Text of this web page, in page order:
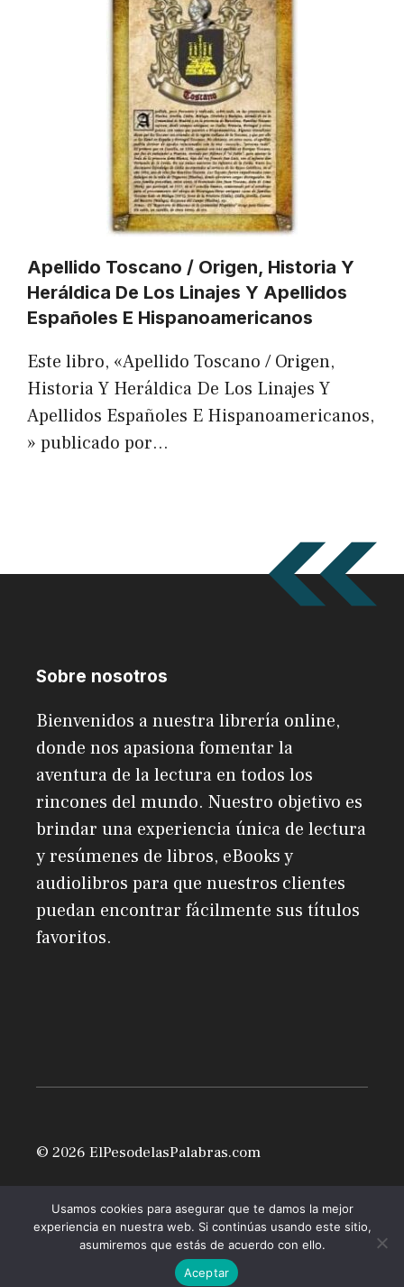
Apellido Toscano / Origen, Historia Y
Heráldica De Los Linajes Y Apellidos
Españoles E Hispanoamericanos
Este libro, «Apellido Toscano / Origen,
Historia Y Heráldica De Los Linajes Y
Apellidos Españoles E Hispanoamericanos,
» publicado por…
Sobre nosotros
Bienvenidos a nuestra librería online,
donde nos apasiona fomentar la
aventura de la lectura en todos los
rincones del mundo. Nuestro objetivo es
brindar una experiencia única de lectura
y resúmenes de libros, eBooks y
audiolibros para que nuestros clientes
puedan encontrar fácilmente sus títulos
favoritos.
© 2026 ElPesodelasPalabras.com
Usamos cookies para asegurar que te damos la mejor
experiencia en nuestra web. Si continúas usando este sitio,
asumiremos que estás de acuerdo con ello.
Aceptar